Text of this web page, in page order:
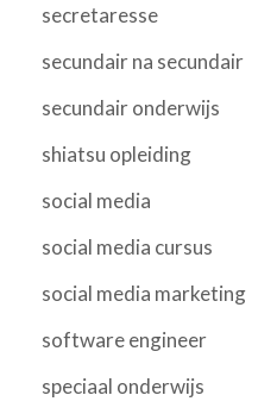
secretaresse
secundair na secundair
secundair onderwijs
shiatsu opleiding
social media
social media cursus
social media marketing
software engineer
speciaal onderwijs